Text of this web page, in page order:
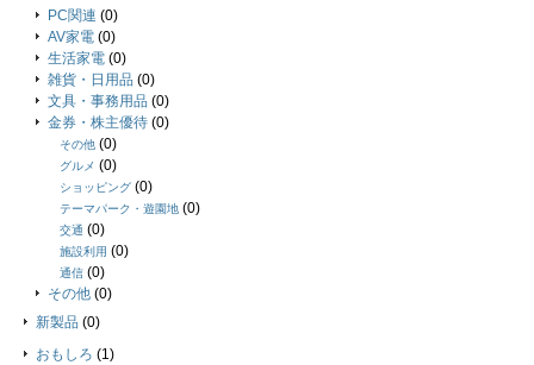
PC関連 (0)
AV家電 (0)
生活家電 (0)
雑貨・日用品 (0)
文具・事務用品 (0)
金券・株主優待 (0)
その他 (0)
グルメ (0)
ショッピング (0)
テーマパーク・遊園地 (0)
交通 (0)
施設利用 (0)
通信 (0)
その他 (0)
新製品 (0)
おもしろ (1)